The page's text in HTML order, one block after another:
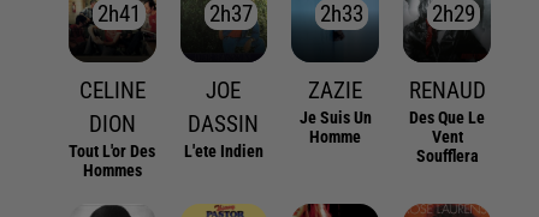
2h41
2h41
CELINE
DION
Tout L'or Des
Hommes
2h37
2h37
JOE
DASSIN
L'ete Indien
2h33
2h33
ZAZIE
Je Suis Un
Homme
2h29
2h29
RENAUD
Des Que Le
Vent
Soufflera